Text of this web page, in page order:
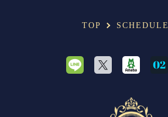
TOP SCHEDULE